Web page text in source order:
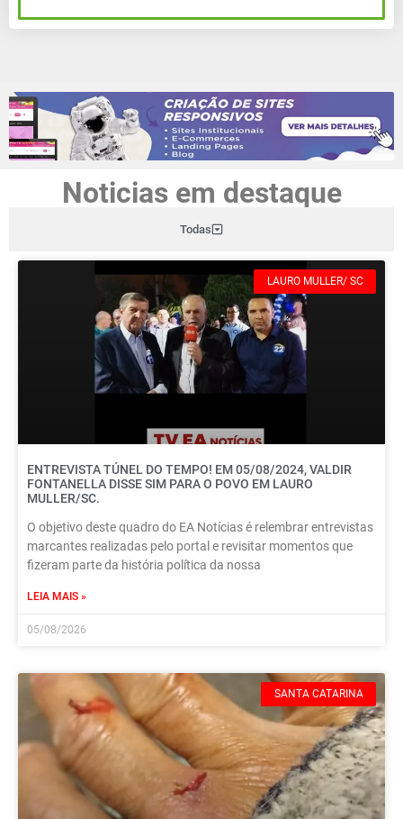
Noticias em destaque
Todas
LAURO MULLER/ SC
ENTREVISTA TÚNEL DO TEMPO! EM 05/08/2024, VALDIR
FONTANELLA DISSE SIM PARA O POVO EM LAURO
MULLER/SC.
O objetivo deste quadro do EA Notícias é relembrar entrevistas
marcantes realizadas pelo portal e revisitar momentos que
fizeram parte da história política da nossa
LEIA MAIS »
05/08/2026
SANTA CATARINA